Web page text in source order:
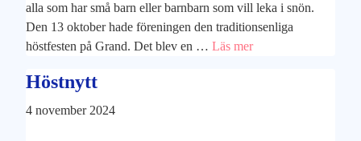
alla som har små barn eller barnbarn som vill leka i snön.
Den 13 oktober hade föreningen den traditionsenliga
höstfesten på Grand. Det blev en … Läs mer
Höstnytt
4 november 2024